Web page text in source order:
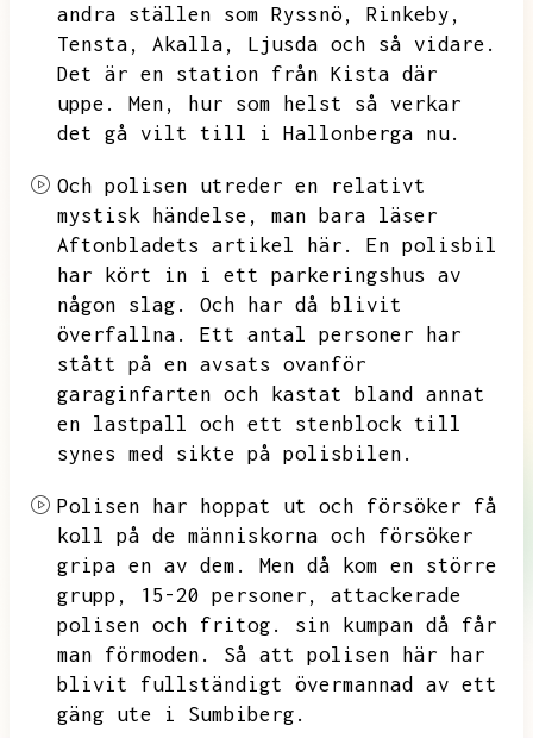
andra ställen som Ryssnö,
Rinkeby,
Tensta,
Akalla,
Ljusda och så vidare.
Det är en station från Kista där
uppe.
Men,
hur som helst så verkar
det gå vilt till i Hallonberga nu.
Och polisen utreder en relativt
mystisk händelse,
man bara läser
Aftonbladets artikel här.
En polisbil
har kört in i ett parkeringshus av
någon slag.
Och har då blivit
överfallna.
Ett antal personer har
stått på en avsats ovanför
garaginfarten och kastat bland annat
en lastpall och ett stenblock till
synes med sikte på polisbilen.
Polisen har hoppat ut och försöker få
koll på de människorna och försöker
gripa en av dem.
Men då kom en större
grupp,
15-20 personer,
attackerade
polisen och fritog.
sin kumpan då får
man förmoden.
Så att polisen här har
blivit fullständigt övermannad av ett
gäng ute i Sumbiberg.